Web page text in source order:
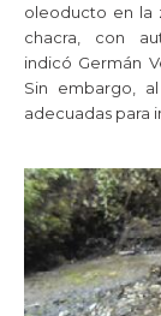
oleoducto en la
chacra, con
indicó Germán
Sin embargo,
adecuadas para